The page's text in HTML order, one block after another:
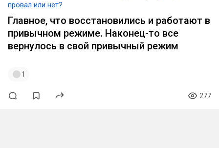
провал или нет?
Главное, что восстановились и работают в
привычном режиме. Наконец-то все
вернулось в свой привычный режим
1
277